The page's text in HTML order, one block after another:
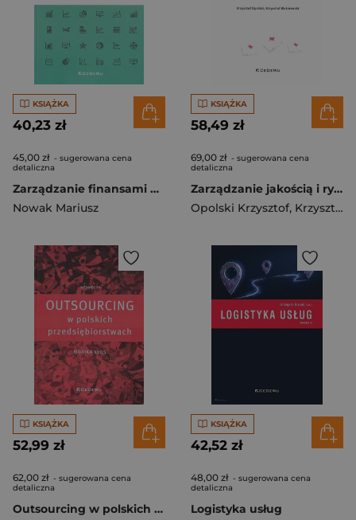
KSIĄŻKA
40,23 zł
45,00 zł - sugerowana cena
detaliczna
Zarządzanie finansami małych przedsiębiorstw
Nowak Mariusz
KSIĄŻKA
58,49 zł
69,00 zł - sugerowana cena
detaliczna
Zarządzanie jakością i ryzykiem w usługach zdrowotnych
Opolski Krzysztof, Krzysztof Waśniewski
KSIĄŻKA
52,99 zł
62,00 zł - sugerowana cena
detaliczna
Outsourcing w polskich przedsiębiorstwach
KSIĄŻKA
42,52 zł
48,00 zł - sugerowana cena
detaliczna
Logistyka usług